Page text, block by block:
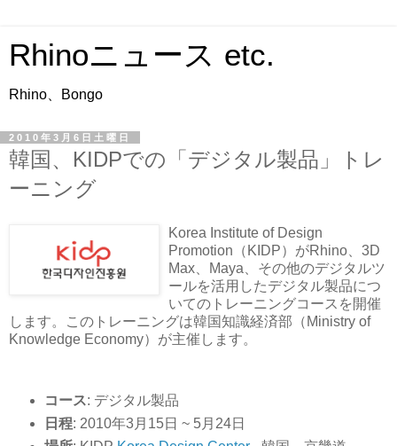
Rhinoニュース etc.
Rhino、Bongo
2010年3月6日土曜日
韓国、KIDPでの「デジタル製品」トレ
ーニング
Korea Institute of Design
Promotion（KIDP）がRhino、3D
Max、Maya、その他のデジタルツ
ールを活用したデジタル製品につ
いてのトレーニングコースを開催
します。このトレーニングは韓国知識経済部（Ministry of
Knowledge Economy）が主催します。
コース: デジタル製品
日程: 2010年3月15日 ~ 5月24日